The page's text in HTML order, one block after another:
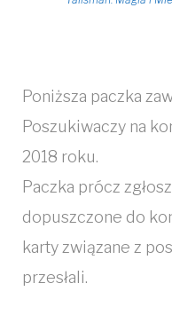
Poniższa paczka
Poszukiwaczy na
2018 roku.
Paczka prócz
dopuszczone do
karty związane z
przesłali.